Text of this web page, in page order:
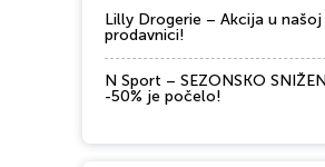
Lilly Drogerie – Akcija u našoj
prodavnici!
N Sport – SEZONSKO
-50% je počelo!